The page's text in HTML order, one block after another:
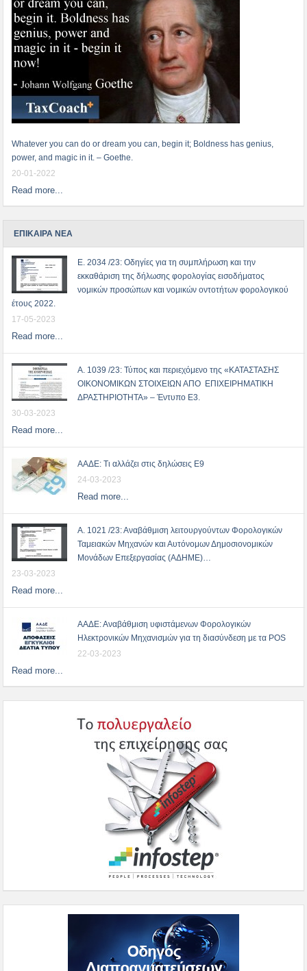
Whatever you can do or dream you can, begin it; Boldness has genius,
power, and magic in it. – Goethe.
20-01-2022
Read more...
ΕΠΙΚΑΙΡΑ ΝΕΑ
Ε. 2034 /23: Οδηγίες για τη συμπλήρωση και την
εκκαθάριση της δήλωσης φορολογίας εισοδήματος
νομικών προσώπων και νομικών οντοτήτων φορολογικού
έτους 2022.
17-05-2023
Read more...
Α. 1039 /23: Τύπος και περιεχόμενο της «ΚΑΤΑΣΤΑΣΗΣ
ΟΙΚΟΝΟΜΙΚΩΝ ΣΤΟΙΧΕΙΩΝ ΑΠΟ ΕΠΙΧΕΙΡΗΜΑΤΙΚΗ
ΔΡΑΣΤΗΡΙΟΤΗΤΑ» – Έντυπο Ε3.
30-03-2023
Read more...
ΑΑΔΕ: Τι αλλάζει στις δηλώσεις Ε9
24-03-2023
Read more...
Α. 1021 /23: Αναβάθμιση λειτουργούντων Φορολογικών
Ταμειακών Μηχανών και Αυτόνομων Δημοσιονομικών
Μονάδων Επεξεργασίας (ΑΔΗΜΕ)…
23-03-2023
Read more...
ΑΑΔΕ: Αναβάθμιση υφιστάμενων Φορολογικών
Ηλεκτρονικών Μηχανισμών για τη διασύνδεση με τα POS
22-03-2023
Read more...